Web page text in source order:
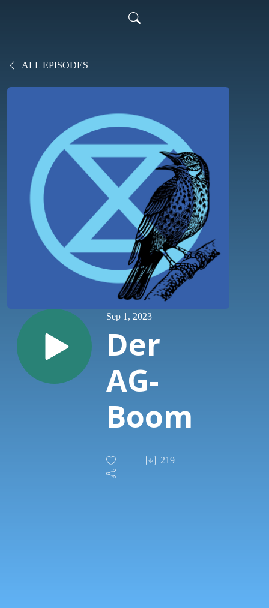
ALL EPISODES
Sep 1, 2023
Der
AG-
Boom
219